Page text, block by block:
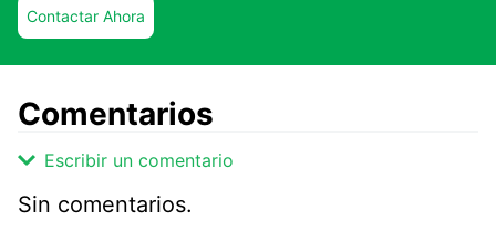
Contactar Ahora
Comentarios
Escribir un comentario
Sin comentarios.